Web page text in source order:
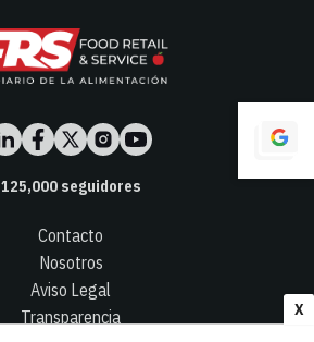
X
125,000seguidores
Contacto
Nosotros
Aviso Legal
Transparencia